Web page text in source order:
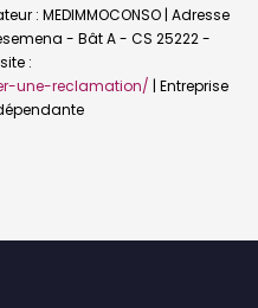
: MEDIMMOCONSO | Adresse
- Bât A - CS 25222 -
:
une-reclamation/ | Entreprise